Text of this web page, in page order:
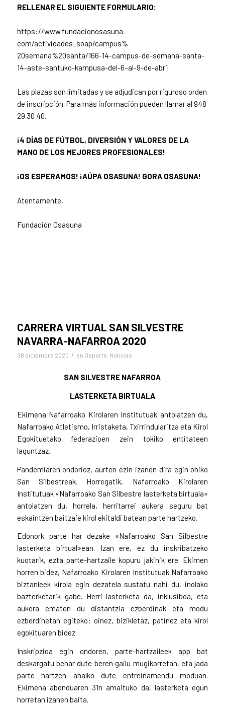
RELLENAR EL SIGUIENTE FORMULARIO:
https://www.fundacionosasuna.
com/actividades_soap/campus%
20semana%20santa/166-14-campus-de-semana-santa–
14-aste-santuko-kampusa-del-6–al-9-de-abril
Las plazas son limitadas y se adjudican por riguroso orden
de inscripción. Para más información pueden llamar al 948
29 30 40.
¡4 DÍAS DE FÚTBOL, DIVERSIÓN Y VALORES DE LA
MANO DE LOS MEJORES PROFESIONALES!
¡OS ESPERAMOS! ¡AÚPA OSASUNA! GORA OSASUNA!
Atentamente,
Fundación Osasuna
CARRERA VIRTUAL SAN SILVESTRE
NAVARRA-NAFARROA 2020
28 diciembre 2020 / en Deporte Noticias
SAN SILVESTRE NAFARROA
LASTERKETA BIRTUALA
Ekimena Nafarroako Kirolaren Institutuak antolatzen du,
Nafarroako Atletismo, Irristaketa, Txirrindularitza eta Kirol
Egokituetako federazioen zein tokiko entitateen
laguntzaz.
Pandemiaren ondorioz, aurten ezin izanen dira egin ohiko
San Silbestreak. Horregatik, Nafarroako Kirolaren
Institutuak «Nafarroako San Silbestre lasterketa birtuala»
antolatzen du, horrela, herritarrei aukera seguru bat
eskaintzen baitzaie kirol ekitaldi batean parte hartzeko.
Edonork parte har dezake «Nafarroako San Silbestre
lasterketa birtual»ean. Izan ere, ez du inskribatzeko
kuotarik, ezta parte-hartzaile kopuru jakinik ere. Ekimen
horren bidez, Nafarroako Kirolaren Institutuak Nafarroako
biztanleek kirola egin dezatela sustatu nahi du, inolako
bazterketarik gabe. Herri lasterketa da, inklusiboa, eta
aukera ematen du distantzia ezberdinak eta modu
ezberdinetan egiteko: oinez, bizikletaz, patinez eta kirol
egokituaren bidez.
Inskripzioa egin ondoren, parte-hartzaileek app bat
deskargatu behar dute beren gailu mugikorretan, eta jada
parte hartzen ahalko dute entreinamendu moduan.
Ekimena abenduaren 31n amaituko da, lasterketa egun
horretan izanen baita.